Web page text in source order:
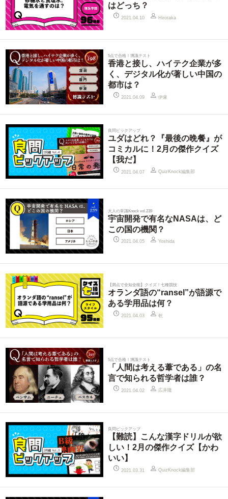
はどっち？
2021.04.10 Hirotaka
5点で合格！博識テスト
香港と接し、ハイテク企業が多
く、デジタル化が著しい中国の
都市は？
2021.04.09 伊東
良問ピックアップ
ユダはどれ？『最後の晩餐』が
コミカルに！2月の傑作クイズ
【我だ】
2021.04.07 QuizKnock編集部
大人の常識Knock vol.239
宇宙開発で有名なNASAは、ど
この国の機関？
2021.04.05 Yoshida
【満点で全知全能】クイズ！七種競技
オランダ語の“ransel”が語源で
ある学用品は何？
2021.04.03 乾
5点で合格！博識テスト
「人間は考える葦である」の名
言で知られる哲学者は誰？
2021.04.02 広井隆
良問ピックアップ
【難読】こんな漢字ドリルが欲
しい！2月の傑作クイズ【かわ
いい】
2021.03.31 QuizKnock編集部